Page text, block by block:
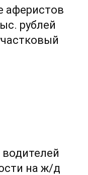
аферистов
рублей
на ж/д